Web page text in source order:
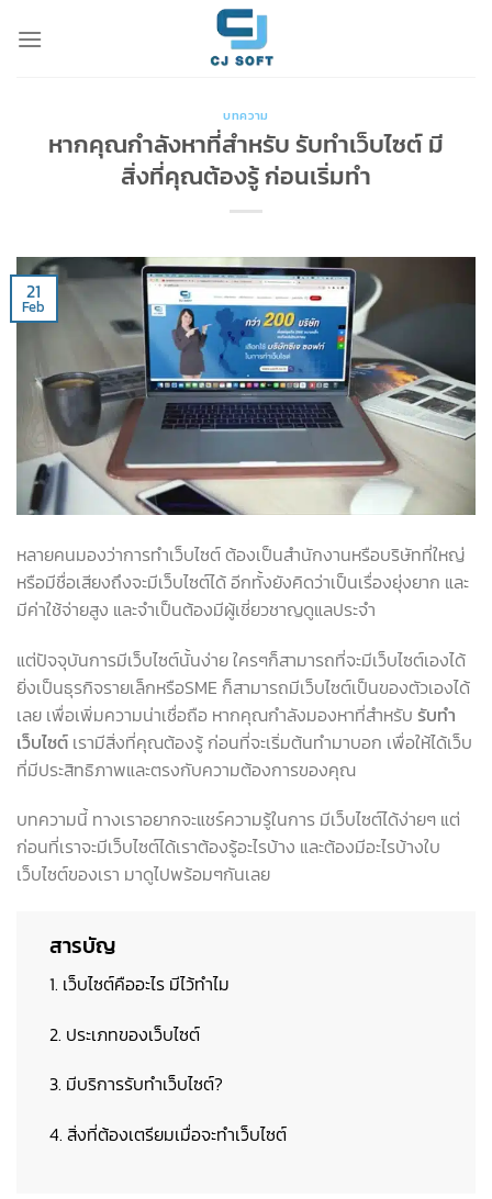
บทความ
หากคุณกำลังหาที่สำหรับ รับทำเว็บไซต์ มี
สิ่งที่คุณต้องรู้ ก่อนเริ่มทำ
21
Feb
หลายคนมองว่าการทำเว็บไซต์ ต้องเป็นสำนักงานหรือบริษัทที่ใหญ่
หรือมีชื่อเสียงถึงจะมีเว็บไซต์ได้ อีกทั้งยังคิดว่าเป็นเรื่องยุ่งยาก และ
มีค่าใช้จ่ายสูง และจำเป็นต้องมีผู้เชี่ยวชาญดูแลประจำ
แต่ปัจจุบันการมีเว็บไซต์นั้นง่าย ใครๆก็สามารถที่จะมีเว็บไซต์เองได้
ยิ่งเป็นธุรกิจรายเล็กหรือSME ก็สามารถมีเว็บไซต์เป็นของตัวเองได้
เลย เพื่อเพิ่มความน่าเชื่อถือ หากคุณกำลังมองหาที่สำหรับ รับทำ
เว็บไซต์ เรามีสิ่งที่คุณต้องรู้ ก่อนที่จะเริ่มต้นทำมาบอก เพื่อให้ได้เว็บ
ที่มีประสิทธิภาพและตรงกับความต้องการของคุณ
บทความนี้ ทางเราอยากจะแชร์ความรู้ในการ มีเว็บไซต์ได้ง่ายๆ แต่
ก่อนที่เราจะมีเว็บไซต์ได้เราต้องรู้อะไรบ้าง และต้องมีอะไรบ้างใบ
เว็บไซต์ของเรา มาดูไปพร้อมๆกันเลย
สารบัญ
1. เว็บไซต์คืออะไร มีไว้ทำไม
2. ประเภทของเว็บไซต์
3. มีบริการรับทำเว็บไซต์?
4. สิ่งที่ต้องเตรียมเมื่อจะทำเว็บไซต์